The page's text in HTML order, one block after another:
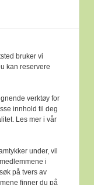
Ver Varsam -
bruker vi
kan reservere
verktøy for
innhold til deg
Les mer i vår
under, vil
i
på tvers av
finner du på